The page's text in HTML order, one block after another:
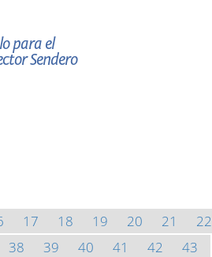
para el
Sendero
17 18 19 20 21
22
38 39 40 41 42
43